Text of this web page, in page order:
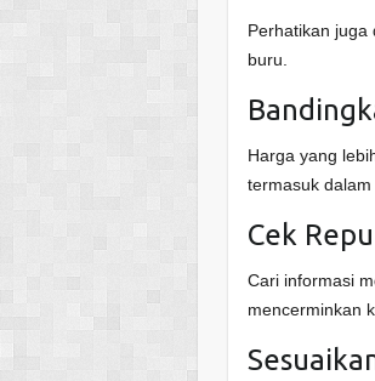
Perhatikan juga
buru.
Harga yang
termasuk
Cek
Cari informasi
mencerminkan